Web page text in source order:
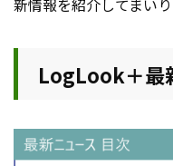
新情報を紹介してまいり
LogLook＋最